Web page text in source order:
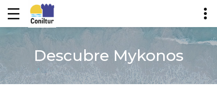
Descubre Mykonos